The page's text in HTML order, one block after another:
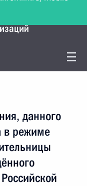
с
данного
в режиме